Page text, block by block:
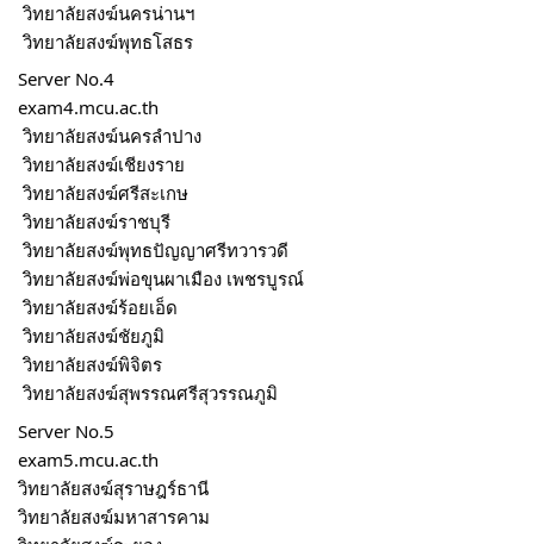
วิทยาลัยสงฆ์นครน่านฯ
วิทยาลัยสงฆ์พุทธโสธร
Server No.4
exam4.mcu.ac.th
วิทยาลัยสงฆ์นครลำปาง
วิทยาลัยสงฆ์เชียงราย
วิทยาลัยสงฆ์ศรีสะเกษ
วิทยาลัยสงฆ์ราชบุรี
วิทยาลัยสงฆ์พุทธปัญญาศรีทวารวดี
วิทยาลัยสงฆ์พ่อขุนผาเมือง เพชรบูรณ์
วิทยาลัยสงฆ์ร้อยเอ็ด
วิทยาลัยสงฆ์ชัยภูมิ
วิทยาลัยสงฆ์พิจิตร
วิทยาลัยสงฆ์สุพรรณศรีสุวรรณภูมิ
Server No.5
exam5.mcu.ac.th
วิทยาลัยสงฆ์สุราษฎร์ธานี
วิทยาลัยสงฆ์มหาสารคาม